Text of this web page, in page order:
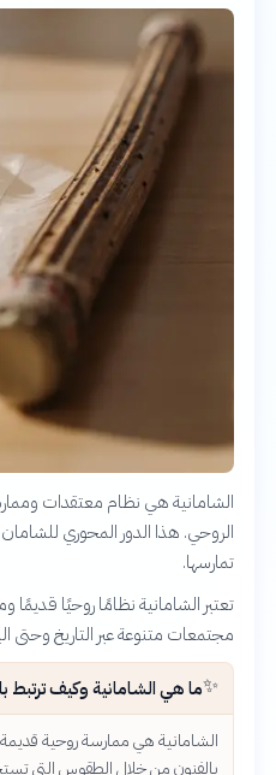
الشامانية هي نظام معتقدات
الروحي. هذا الدور المحوري
تمارسها.
تعتبر الشامانية نظامًا روحيًا قديمًا
مجتمعات متنوعة عبر التاريخ وحتى
✨ما هي الشامانية وكيف ترتبط
الشامانية هي ممارسة روحية
بالفنون من خلال الطقوس التي